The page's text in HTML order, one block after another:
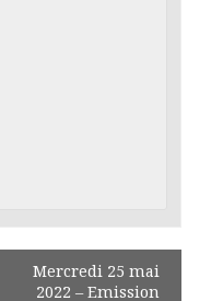
Mercredi 25 mai
2022 – Emission